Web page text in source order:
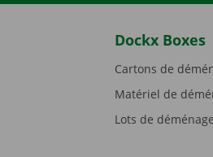
Dockx Boxes
Cartons de
Matériel de
Lots de